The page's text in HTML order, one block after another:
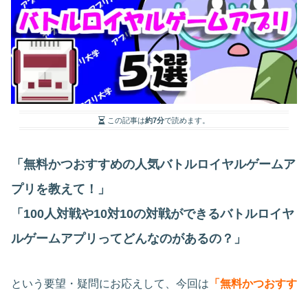
この記事は約7分で読めます。
「無料かつおすすめの人気バトルロイヤルゲームア
プリを教えて！」
「100人対戦や10対10の対戦ができるバトルロイヤ
ルゲームアプリってどんなのがあるの？」
という要望・疑問にお応えして、今回は 「無料かつおすす